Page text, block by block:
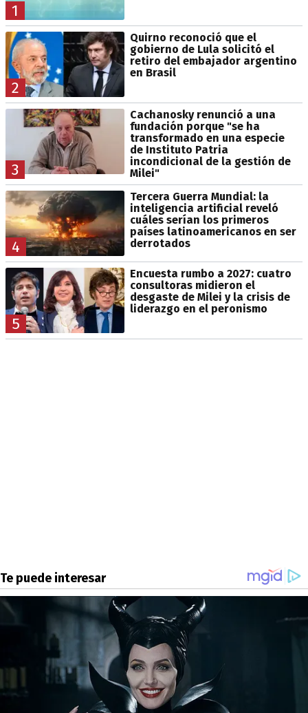
1
2
Quirno reconoció que el
gobierno de Lula solicitó el
retiro del embajador argentino
en Brasil
3
Cachanosky renunció a una
fundación porque "se ha
transformado en una especie
de Instituto Patria
incondicional de la gestión de
Milei"
4
Tercera Guerra Mundial: la
inteligencia artificial reveló
cuáles serían los primeros
países latinoamericanos en ser
derrotados
5
Encuesta rumbo a 2027: cuatro
consultoras midieron el
desgaste de Milei y la crisis de
liderazgo en el peronismo